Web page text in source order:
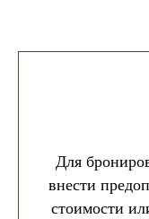
Для
внести
стоимости